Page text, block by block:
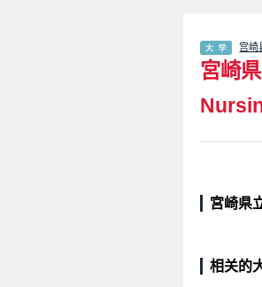
宫崎
宮崎
宮崎県
相关的